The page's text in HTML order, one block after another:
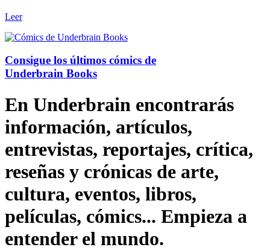
Leer
Consigue los últimos cómics de
Underbrain Books
En Underbrain encontrarás
información, artículos,
entrevistas, reportajes, crítica,
reseñas y crónicas de arte,
cultura, eventos, libros,
películas, cómics... Empieza a
entender el mundo.